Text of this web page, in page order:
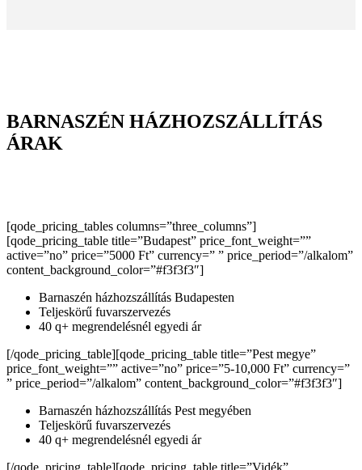
BARNASZÉN HÁZHOZSZÁLLÍTÁS
ÁRAK
[qode_pricing_tables columns=”three_columns”]
[qode_pricing_table title=”Budapest” price_font_weight=””
active=”no” price=”5000 Ft” currency=” ” price_period=”/alkalom”
content_background_color=”#f3f3f3″]
Barnaszén házhozszállítás Budapesten
Teljeskörű fuvarszervezés
40 q+ megrendelésnél egyedi ár
[/qode_pricing_table][qode_pricing_table title=”Pest megye”
price_font_weight=”” active=”no” price=”5-10,000 Ft” currency=”
” price_period=”/alkalom” content_background_color=”#f3f3f3″]
Barnaszén házhozszállítás Pest megyében
Teljeskörű fuvarszervezés
40 q+ megrendelésnél egyedi ár